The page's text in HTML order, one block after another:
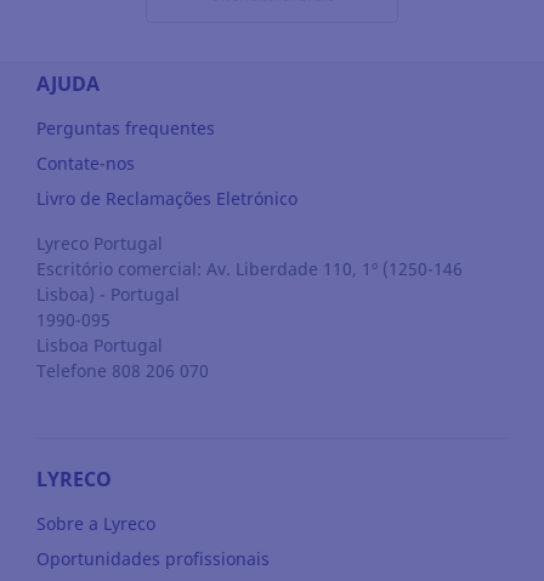
AJUDA
Perguntas frequentes
Contate-nos
Livro de Reclamações Eletrónico
Lyreco Portugal
Escritório comercial: Av. Liberdade 110, 1º (1250-146
Lisboa) - Portugal
1990-095
Lisboa Portugal
Telefone 808 206 070
LYRECO
Sobre a Lyreco
Oportunidades profissionais